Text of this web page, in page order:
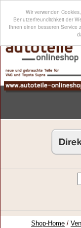
Wir verwenden
Benutzerfreundlichkeit der
Ihnen einen besseren Service
Shop-Home /